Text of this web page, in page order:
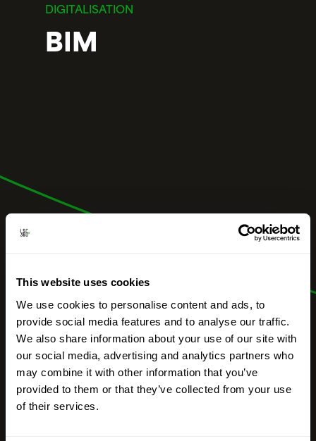
This website uses cookies
We use cookies to personalise content and ads, to
provide social media features and to analyse our traffic.
We also share information about your use of our site with
our social media, advertising and analytics partners who
may combine it with other information that you’ve
provided to them or that they’ve collected from your use
of their services.
DIGITALISATION
BIM